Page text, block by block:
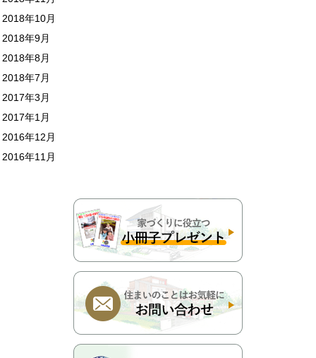
2018年10月
2018年9月
2018年8月
2018年7月
2017年3月
2017年1月
2016年12月
2016年11月